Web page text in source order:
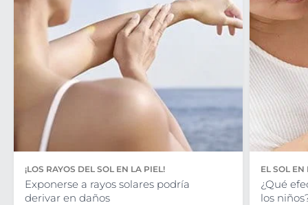
¡LOS RAYOS DEL SOL EN LA PIEL!
Exponerse a rayos solares podría
derivar en daños
EL SOL
¿Qué
los